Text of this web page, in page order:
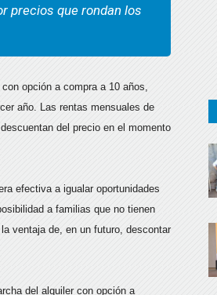
precios que rondan los
opción a compra a 10 años,
año. Las rentas mensuales de
del precio en el momento
efectiva a igualar oportunidades
a familias que no tienen
ventaja de, en un futuro, descontar
del alquiler con opción a